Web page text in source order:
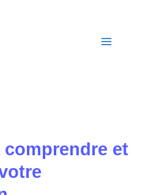
comprendre et